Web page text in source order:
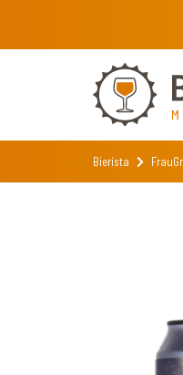
Bierista